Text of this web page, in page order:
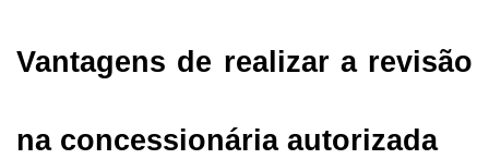
Vantagens de realizar a revisão
na concessionária autorizada